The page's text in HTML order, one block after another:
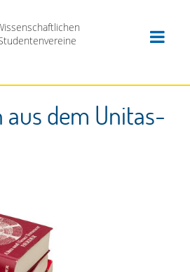
dem Unitas-